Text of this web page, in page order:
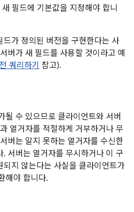
필드에 기본값을 지정해야 합니
드가 정의된 버전을 구현한다는 사
버가 새 필드를 사용할 것이라고 예
쿼리하기 참고).
될 수 있으므로 클라이언트와 서버
열거자를 적절하게 거부하거나 무
버는 알지 못하는 열거자를 수신한
서버는 열거자를 무시하거나 이 구
되지 않는다는 사실을 클라이언트가
해야 합니다.